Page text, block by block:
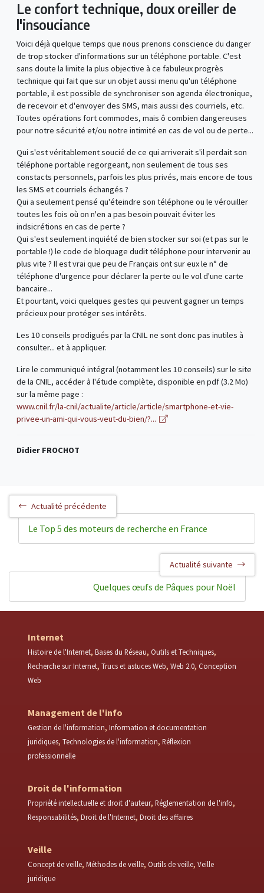
Le confort technique, doux oreiller de
l'insouciance
Voici déjà quelque temps que nous prenons conscience du danger
de trop stocker d'informations sur un téléphone portable. C'est
sans doute la limite la plus objective à ce fabuleux progrès
technique qui fait que sur un objet aussi menu qu'un téléphone
portable, il est possible de synchroniser son agenda électronique,
de recevoir et d'envoyer des SMS, mais aussi des courriels, etc.
Toutes opérations fort commodes, mais ô combien dangereuses
pour notre sécurité et/ou notre intimité en cas de vol ou de perte...
Qui s'est véritablement soucié de ce qui arriverait s'il perdait son
téléphone portable regorgeant, non seulement de tous ses
constacts personnels, parfois les plus privés, mais encore de tous
les SMS et courriels échangés ?
Qui a seulement pensé qu'éteindre son téléphone ou le vérouiller
toutes les fois où on n'en a pas besoin pouvait éviter les
indsicrétions en cas de perte ?
Qui s'est seulement inquiété de bien stocker sur soi (et pas sur le
portable !) le code de bloquage dudit téléphone pour intervenir au
plus vite ? Il est vrai que peu de Français ont sur eux le n° de
téléphone d'urgence pour déclarer la perte ou le vol d'une carte
bancaire...
Et pourtant, voici quelques gestes qui peuvent gagner un temps
précieux pour protéger ses intérêts.
Les 10 conseils prodigués par la CNIL ne sont donc pas inutiles à
consulter... et à appliquer.
Lire le communiqué intégral (notamment les 10 conseils) sur le site
de la CNIL, accéder à l'étude complète, disponible en pdf (3.2 Mo)
sur la même page :
www.cnil.fr/la-cnil/actualite/article/article/smartphone-et-vie-
privee-un-ami-qui-vous-veut-du-bien/?...
Didier FROCHOT
Actualité précédente
Le Top 5 des moteurs de recherche en France
Actualité suivante
Quelques œufs de Pâques pour Noël
Internet
Histoire de l'Internet Bases du Réseau Outils et Techniques
Recherche sur Internet Trucs et astuces Web Web 2.0 Conception
Web
Management de l'info
Gestion de l'information Information et documentation
juridiques Technologies de l'information Réflexion
professionnelle
Droit de l'information
Propriété intellectuelle et droit d'auteur Réglementation de l'info
Responsabilités Droit de l'Internet Droit des affaires
Veille
Concept de veille Méthodes de veille Outils de veille Veille
juridique